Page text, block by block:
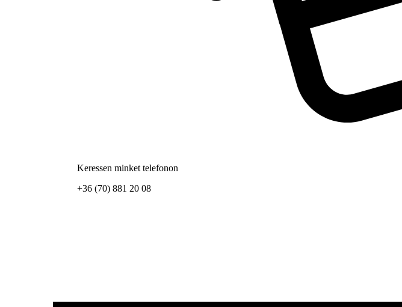
Keressen minket telefonon
+36 (70) 881 20 08